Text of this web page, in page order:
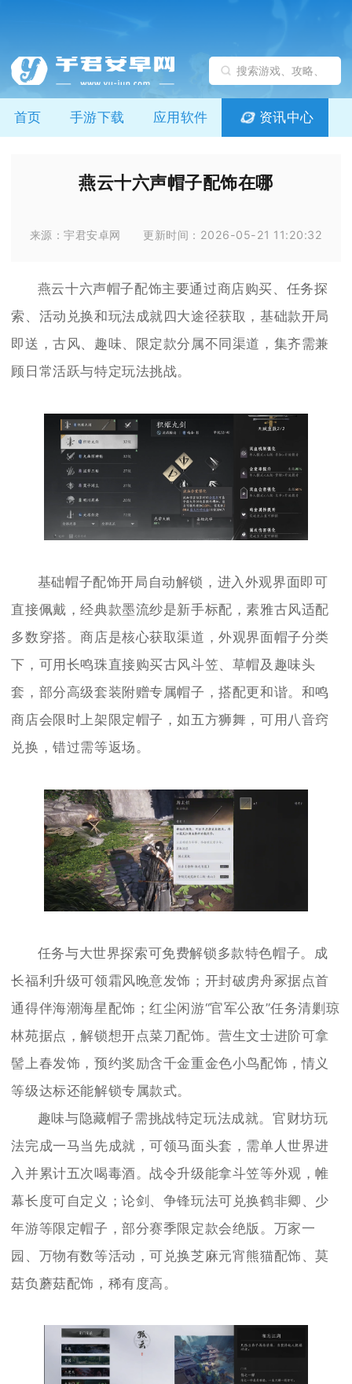
首页 手游下载 应用软件 资讯中心
燕云十六声帽子配饰在哪
来源：宇君安卓网 更新时间：2026-05-21 11:20:32
燕云十六声帽子配饰主要通过商店购买、任务探
索、活动兑换和玩法成就四大途径获取，基础款开局
即送，古风、趣味、限定款分属不同渠道，集齐需兼
顾日常活跃与特定玩法挑战。
基础帽子配饰开局自动解锁，进入外观界面即可
直接佩戴，经典款墨流纱是新手标配，素雅古风适配
多数穿搭。商店是核心获取渠道，外观界面帽子分类
下，可用长鸣珠直接购买古风斗笠、草帽及趣味头
套，部分高级套装附赠专属帽子，搭配更和谐。和鸣
商店会限时上架限定帽子，如五方狮舞，可用八音窍
兑换，错过需等返场。
任务与大世界探索可免费解锁多款特色帽子。成
长福利升级可领霜风晚意发饰；开封破虏舟冢据点首
通得伴海潮海星配饰；红尘闲游“官军公敌”任务清剿琼
林苑据点，解锁想开点菜刀配饰。营生文士进阶可拿
髻上春发饰，预约奖励含千金重金色小鸟配饰，情义
等级达标还能解锁专属款式。
趣味与隐藏帽子需挑战特定玩法成就。官财坊玩
法完成一马当先成就，可领马面头套，需单人世界进
入并累计五次喝毒酒。战令升级能拿斗笠等外观，帷
幕长度可自定义；论剑、争锋玩法可兑换鹤非卿、少
年游等限定帽子，部分赛季限定款会绝版。万家一
园、万物有数等活动，可兑换芝麻元宵熊猫配饰、莫
菇负蘑菇配饰，稀有度高。